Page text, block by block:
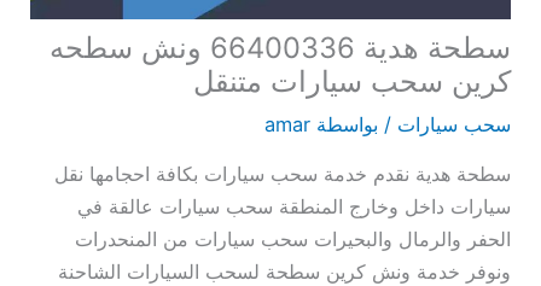
سطحة هدية 66400336 ونش سطحه
كرين سحب سيارات متنقل
سحب سيارات / بواسطة amar
سطحة هدية نقدم خدمة سحب سيارات بكافة احجامها نقل
سيارات داخل وخارج المنطقة سحب سيارات عالقة في
الحفر والرمال والبحيرات سحب سيارات من المنحدرات
ونوفر خدمة ونش كرين سطحة لسحب السيارات الشاحنة